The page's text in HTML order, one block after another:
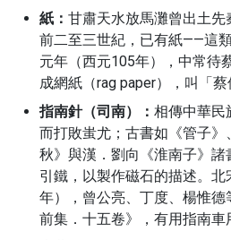
紙： 甘肅天水放馬灘曾出土
前二至三世紀，已有紙——這
元年（西元105年），中常待
成網紙（rag paper），叫「蔡
指南針（司南）： 相傳中華民
而打敗蚩尤；古書如《管子
秋》與漢．劉向《淮南子》
引鐵，以製作磁石的描述。
年），曾公亮、丁度、楊惟德
前集．十五卷》，有用指南車